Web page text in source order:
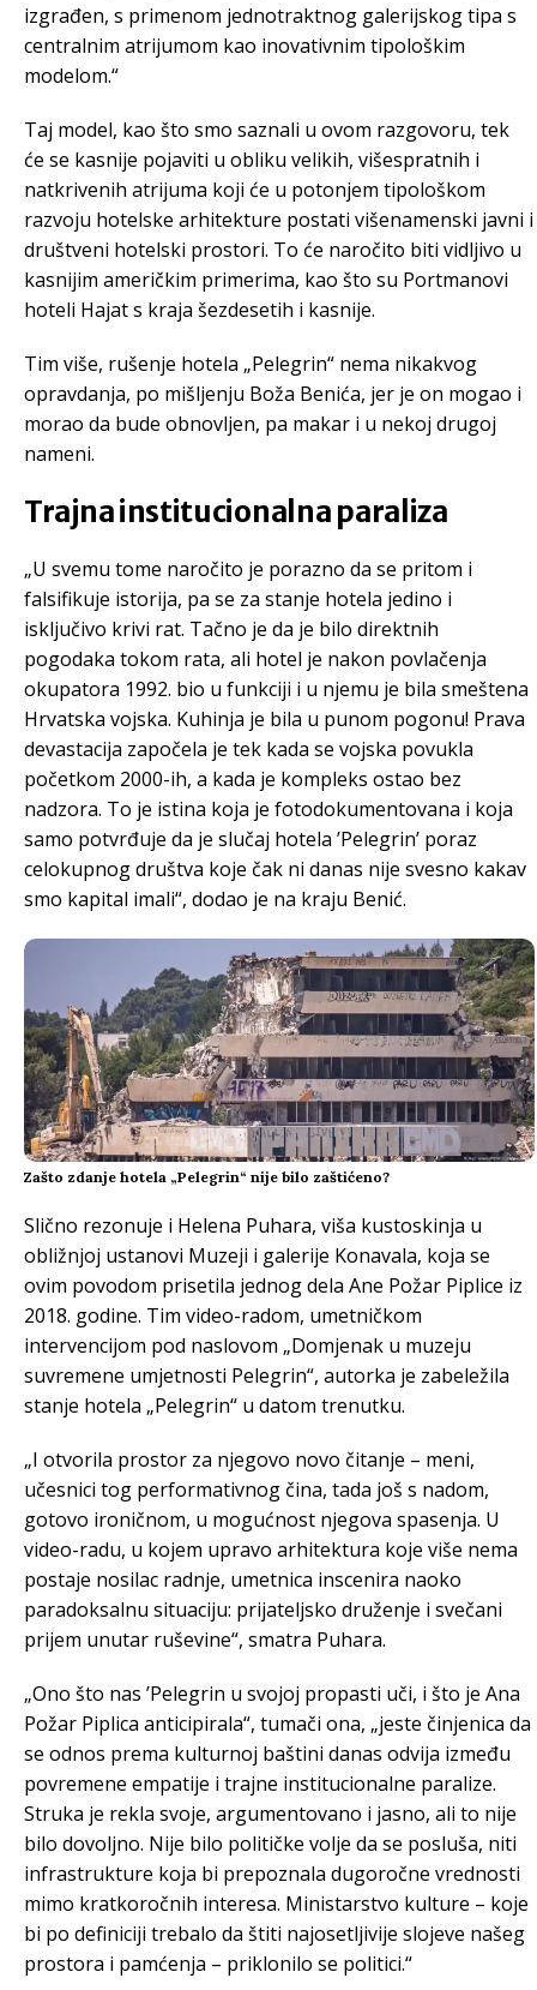
izgrađen, s primenom jednotraktnog galerijskog tipa s
centralnim atrijumom kao inovativnim tipološkim
modelom.“
Taj model, kao što smo saznali u ovom razgovoru, tek
će se kasnije pojaviti u obliku velikih, višespratnih i
natkrivenih atrijuma koji će u potonjem tipološkom
razvoju hotelske arhitekture postati višenamenski javni i
društveni hotelski prostori. To će naročito biti vidljivo u
kasnijim američkim primerima, kao što su Portmanovi
hoteli Hajat s kraja šezdesetih i kasnije.
Tim više, rušenje hotela „Pelegrin“ nema nikakvog
opravdanja, po mišljenju Boža Benića, jer je on mogao i
morao da bude obnovljen, pa makar i u nekoj drugoj
nameni.
Trajna institucionalna paraliza
„U svemu tome naročito je porazno da se pritom i
falsifikuje istorija, pa se za stanje hotela jedino i
isključivo krivi rat. Tačno je da je bilo direktnih
pogodaka tokom rata, ali hotel je nakon povlačenja
okupatora 1992. bio u funkciji i u njemu je bila smeštena
Hrvatska vojska. Kuhinja je bila u punom pogonu! Prava
devastacija započela je tek kada se vojska povukla
početkom 2000-ih, a kada je kompleks ostao bez
nadzora. To je istina koja je fotodokumentovana i koja
samo potvrđuje da je slučaj hotela ’Pelegrin’ poraz
celokupnog društva koje čak ni danas nije svesno kakav
smo kapital imali“, dodao je na kraju Benić.
Zašto zdanje hotela „Pelegrin“ nije bilo zaštićeno?
Slično rezonuje i Helena Puhara, viša kustoskinja u
obližnjoj ustanovi Muzeji i galerije Konavala, koja se
ovim povodom prisetila jednog dela Ane Požar Piplice iz
2018. godine. Tim video-radom, umetničkom
intervencijom pod naslovom „Domjenak u muzeju
suvremene umjetnosti Pelegrin“, autorka je zabeležila
stanje hotela „Pelegrin“ u datom trenutku.
„I otvorila prostor za njegovo novo čitanje – meni,
učesnici tog performativnog čina, tada još s nadom,
gotovo ironičnom, u mogućnost njegova spasenja. U
video-radu, u kojem upravo arhitektura koje više nema
postaje nosilac radnje, umetnica inscenira naoko
paradoksalnu situaciju: prijateljsko druženje i svečani
prijem unutar ruševine“, smatra Puhara.
„Ono što nas ’Pelegrin u svojoj propasti uči, i što je Ana
Požar Piplica anticipirala“, tumači ona, „jeste činjenica da
se odnos prema kulturnoj baštini danas odvija između
povremene empatije i trajne institucionalne paralize.
Struka je rekla svoje, argumentovano i jasno, ali to nije
bilo dovoljno. Nije bilo političke volje da se posluša, niti
infrastrukture koja bi prepoznala dugoročne vrednosti
mimo kratkoročnih interesa. Ministarstvo kulture – koje
bi po definiciji trebalo da štiti najosetljivije slojeve našeg
prostora i pamćenja – priklonilo se politici.“